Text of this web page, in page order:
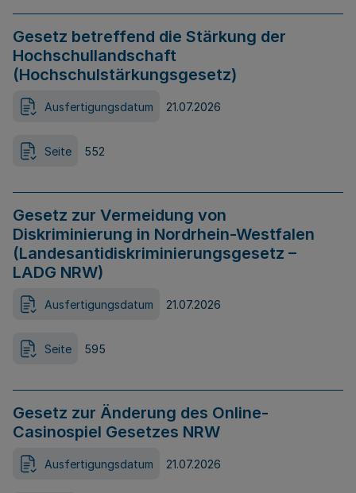
Gesetz betreffend die Stärkung der
Hochschullandschaft
(Hochschulstärkungsgesetz)
Ausfertigungsdatum 21.07.2026
Seite 552
Gesetz zur Vermeidung von
Diskriminierung in Nordrhein-Westfalen
(Landesantidiskriminierungsgesetz –
LADG NRW)
Ausfertigungsdatum 21.07.2026
Seite 595
Gesetz zur Änderung des Online-
Casinospiel Gesetzes NRW
Ausfertigungsdatum 21.07.2026